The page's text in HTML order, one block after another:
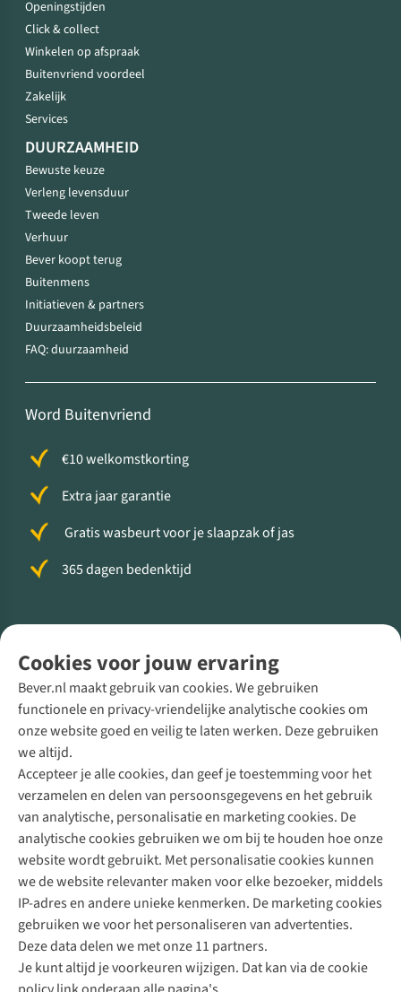
Cookies voor jouw ervaring
Bever.nl maakt gebruik van cookies. We gebruiken
functionele en privacy-vriendelijke analytische cookies om
onze website goed en veilig te laten werken. Deze gebruiken
we altijd.
Accepteer je alle cookies, dan geef je toestemming voor het
verzamelen en delen van persoonsgegevens en het gebruik
van analytische, personalisatie en marketing cookies. De
analytische cookies gebruiken we om bij te houden hoe onze
website wordt gebruikt. Met personalisatie cookies kunnen
we de website relevanter maken voor elke bezoeker, middels
IP-adres en andere unieke kenmerken. De marketing cookies
gebruiken we voor het personaliseren van advertenties.
Deze data delen we met onze 11 partners.
Je kunt altijd je voorkeuren wijzigen. Dat kan via de cookie
Openingstijden
Click & collect
Winkelen op afspraak
Buitenvriend voordeel
Zakelijk
Services
DUURZAAMHEID
Bewuste keuze
Verleng levensduur
Tweede leven
Verhuur
Bever koopt terug
Buitenmens
Initiatieven & partners
Duurzaamheidsbeleid
FAQ: duurzaamheid
Word Buitenvriend
€10 welkomstkorting
Extra jaar garantie
Gratis wasbeurt voor je slaapzak of jas
365 dagen bedenktijd
Direct advies van een Buitenexpert
+31 (0)85 888 50 88
+31 6 12 28 49 80
Contactformulier